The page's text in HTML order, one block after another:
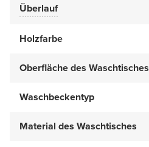
Überlauf
Holzfarbe
Oberfläche des Waschtisches
Waschbeckentyp
Material des Waschtisches